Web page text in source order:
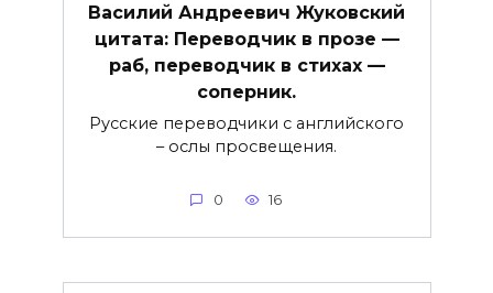
Василий Андреевич Жуковский
цитата: Переводчик в прозе —
раб, переводчик в стихах —
соперник.
Русские переводчики с английского
– ослы просвещения.
0 16